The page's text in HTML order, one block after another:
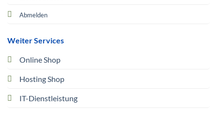
Abmelden
Weiter Services
Online Shop
Hosting Shop
IT-Dienstleistung